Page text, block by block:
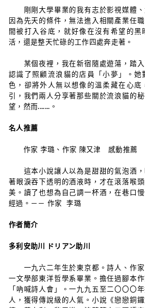
剛剛大學畢業的我有志於影視媒體、
因為先天的條件，無法進入相關產業任
間被打入谷底，就好像在沒有希望的黑
活，還是整天忙碌的工作四處奔走著。
某個夜裡，我在新宿隨處遊蕩，踏入
認識了照顧流浪貓的店員「小夢」。她
色，卻將外人無以想像的溫柔藏在心底
引，我們兩人分享著那些關於流浪貓的
望，然而.......。
名人推薦
作家 李璐、作家 陳又津 感動推薦
這本小說讓人以為是甜甜的氣泡酒，
著眼淚吞下透明的酒液時，才在滾落喉
美。讀了也想為自己調一杯酒，在巷口
經過。－－ 作家 李璐
作者簡介
多利安助川 ドリアン助川
一九六二年生於東京都。詩人、作家
一文學部東洋哲學系畢業。擔任過腳本
「吶喊詩人會」。一九九五至二〇〇〇
人，獲得傳說級的人氣。小說《戀戀銅